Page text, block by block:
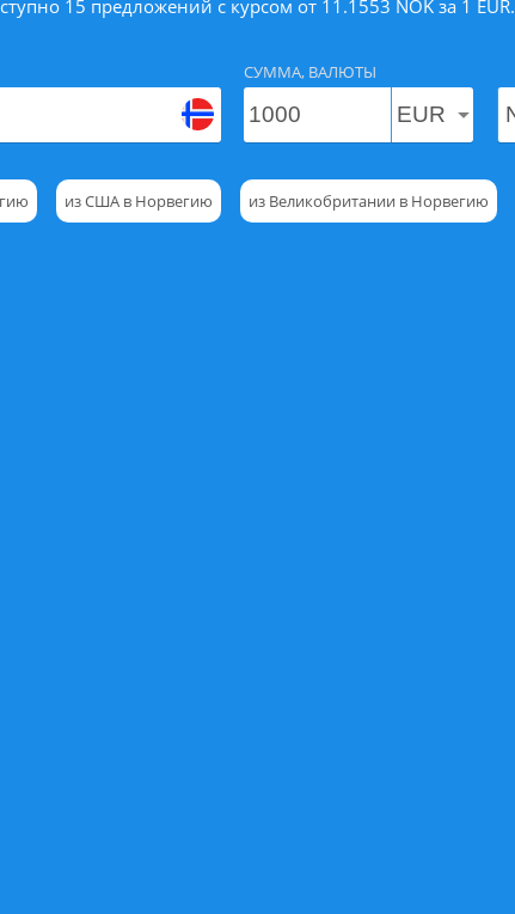
15 предложений с курсом от 11.1553 NOK за 1 EUR.
СУММА, ВАЛЮТЫ
из США в Норвегию из Великобритании в Норвегию